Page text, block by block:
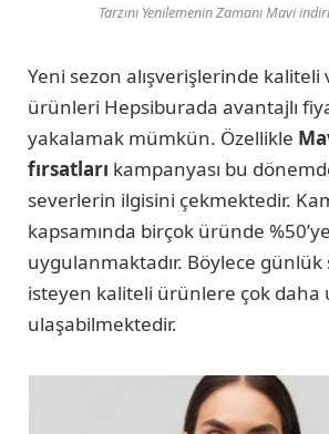
Tarzını Yenilemenin Zamanı Mavi
Yeni sezon alışverişlerinde
ürünleri Hepsiburada avantajlı
yakalamak mümkün. Özellikle
fırsatları kampanyası bu
severlerin ilgisini çekmektedir.
kapsamında birçok üründe
uygulanmaktadır. Böylece
isteyen kaliteli ürünlere çok
ulaşabilmektedir.